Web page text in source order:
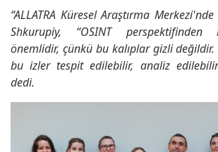
“ALLATRA Küresel Araştırma
Shkurupiy, “OSINT perspektifinden
önemlidir, çünkü bu kalıplar gizli değildir.
bu izler tespit edilebilir, analiz edilebilir
dedi.